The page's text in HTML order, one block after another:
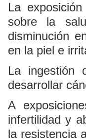
La
sobre la
disminución
en la piel e
La ingestión
desarrollar
A
infertilidad y
la resistencia